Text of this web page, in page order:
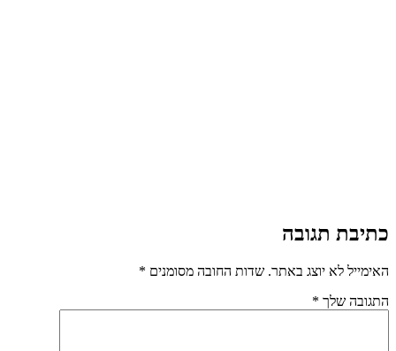
כתיבת תגובה
האימייל לא יוצג באתר. שדות החובה מסומנים *
התגובה שלך *